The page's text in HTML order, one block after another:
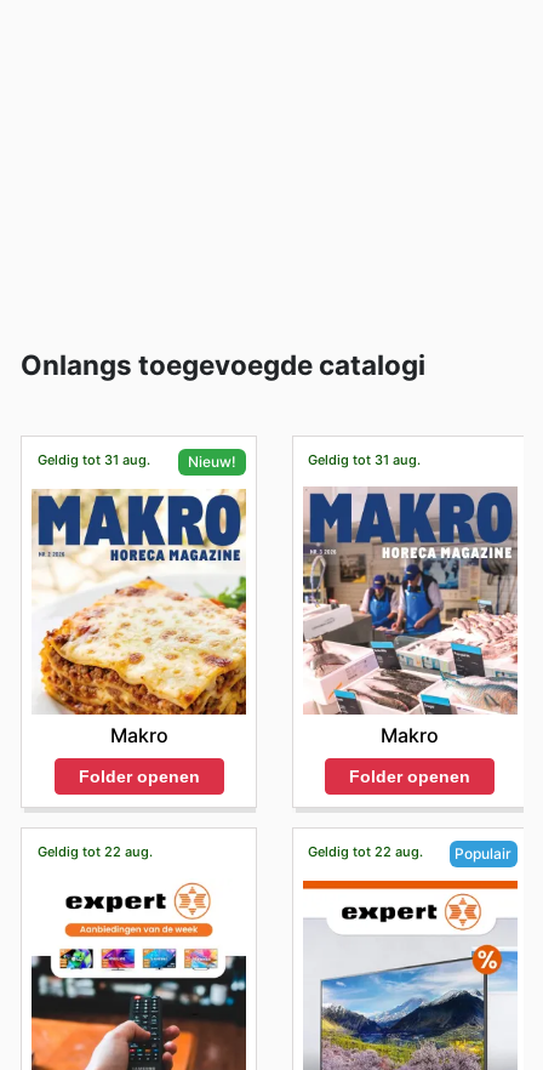
Onlangs toegevoegde catalogi
Geldig tot 31 aug. Nieuw!
Makro
Folder openen
Geldig tot 31 aug.
Makro
Folder openen
Geldig tot 22 aug. Geldig tot 22 aug. Populair